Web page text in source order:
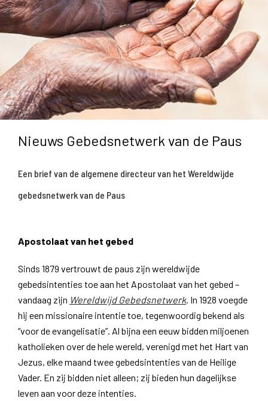
Nieuws Gebedsnetwerk van de Paus
Een brief van de algemene directeur van het Wereldwijde
gebedsnetwerk van de Paus
Apostolaat van het gebed
Sinds 1879 vertrouwt de paus zijn wereldwijde
gebedsintenties toe aan het Apostolaat van het gebed –
vandaag zijn Wereldwijd Gebedsnetwerk. In 1928 voegde
hij een missionaire intentie toe, tegenwoordig bekend als
“voor de evangelisatie”. Al bijna een eeuw bidden miljoenen
katholieken over de hele wereld, verenigd met het Hart van
Jezus, elke maand twee gebedsintenties van de Heilige
Vader. En zij bidden niet alleen; zij bieden hun dagelijkse
leven aan voor deze intenties.